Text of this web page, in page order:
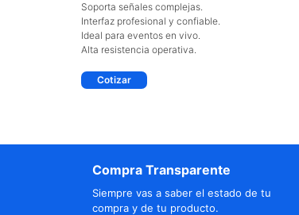
Soporta señales complejas.
Interfaz profesional y confiable.
Ideal para eventos en vivo.
Alta resistencia operativa.
Cotizar
Compra Transparente
Siempre vas a saber el estado de tu
compra y de tu producto.